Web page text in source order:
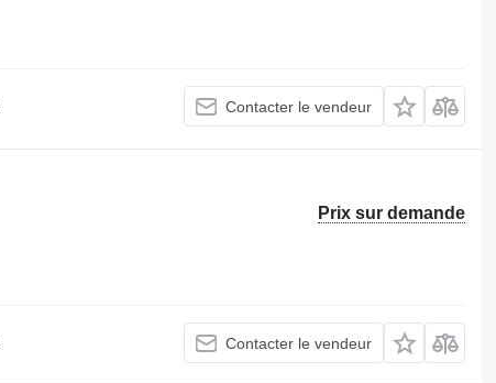
Contacter le vendeur
Prix sur demande
Contacter le vendeur